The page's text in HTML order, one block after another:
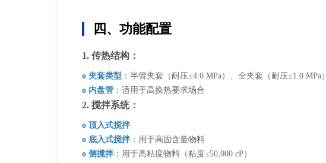
四、功能配置
1. 传热结构：
o 夹套类型 ：半管夹套（耐压≤4.0 MPa）、全夹套（耐压≤1.0 MPa）
o 内盘管：适用于高换热要求场合
2. 搅拌系统：
o 顶入式搅拌
o 底入式搅拌：用于高固含量物料
o 侧搅拌：用于高粘度物料（粘度≤50,000 cP）